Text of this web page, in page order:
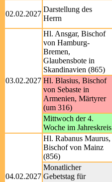
02.02.2027
Darstellung des
Herrn
03.02.2027
Hl. Ansgar, Bischof
von Hamburg-
Bremen,
Glaubensbote in
Skandinavien (865)
Hl. Blasius, Bischof
von Sebaste in
Armenien, Märtyrer
(um 316)
Mittwoch der 4.
Woche im Jahreskreis
04.02.2027
Hl. Rabanus Maurus,
Bischof von Mainz
(856)
Monatlicher
Gebetstag für